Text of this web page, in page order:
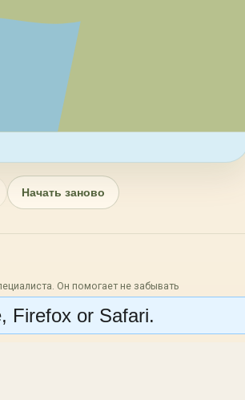
Начать заново
Он помогает не забывать
Firefox or Safari.